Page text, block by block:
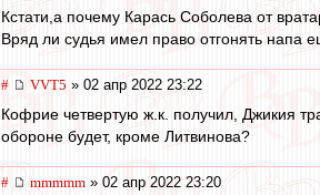
Кстати,а почему Карась Соболева от
Вряд ли судья имел право отгонять напа
# VVT5 » 02 апр 2022 23:22
Кофрие четвертую ж.к. получил, Джикия
обороне будет, кроме Литвинова?
# mmmmm » 02 апр 2022 23:20